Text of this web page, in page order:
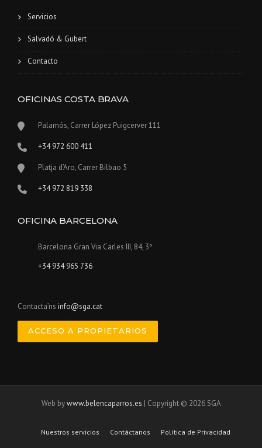
Servicios
Salvadó & Gubert
Contacto
OFICINAS COSTA BRAVA
Palamós, Carrer López Puigcerver 111
+34 972 600 411
Platja d’Aro, Carrer Bilbao 5
+34 972 819 338
OFICINA BARCELONA
Barcelona Gran Via Carles III, 84, 3ª
+34 934 965 736
Contacta’ns info@sga.cat
ACCESO A PROPIETARIOS
Web bywww.belencaparros.es | Copyright © 2026 SGA
Nuestros servicios Contáctanos Política de Privacidad